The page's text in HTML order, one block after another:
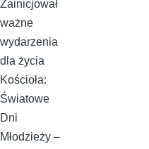
Zainicjował
ważne
wydarzenia
dla życia
Kościoła:
Światowe
Dni
Młodzieży –